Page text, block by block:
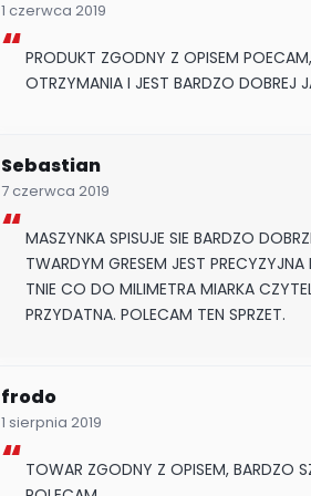
1 czerwca 2019
PRODUKT ZGODNY Z OPISEM
OTRZYMANIA I JEST BARDZO DOBREJ
Sebastian
7 czerwca 2019
MASZYNKA SPISUJE SIE BARDZO
TWARDYM GRESEM JEST
TNIE CO DO MILIMETRA MIARKA
PRZYDATNA. POLECAM TEN SPRZET.
frodo
1 sierpnia 2019
TOWAR ZGODNY Z OPISEM, BARDZO